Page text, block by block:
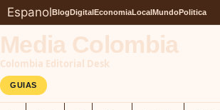
EspanolBlogDigitalEconomiaLocalMundoPolitica
Media Colombia
Colombia Editorial Desk
GUIAS